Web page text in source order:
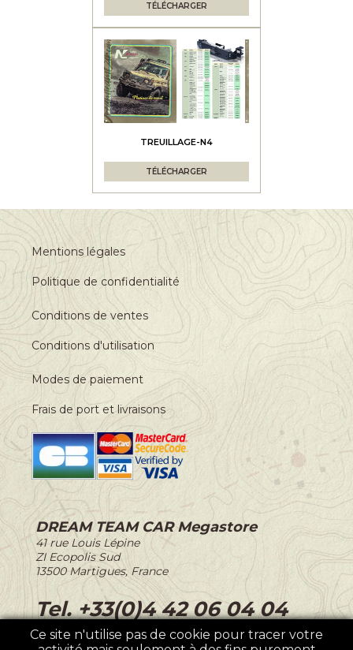
TÉLÉCHARGER
TREUILLAGE-N4
TÉLÉCHARGER
Mentions légales
Politique de confidentialité
Conditions de ventes
Conditions d'utilisation
Modes de paiement
Frais de port et livraisons
DREAM TEAM CAR Megastore
-41 rue Louis Lépine
-
ZI Ecopolis Sud
-13500 Martigues, France
Tel. +33(0)4 42 06 04 04
Ce site n'utilise pas de cookie pour tracer votre